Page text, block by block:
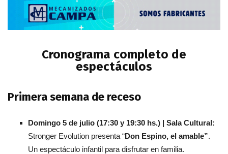
Cronograma completo de
espectáculos
Primera semana de receso
Domingo 5 de julio (17:30 y 19:30 hs.) | Sala Cultural:
Stronger Evolution presenta “Don Espino, el amable”.
Un espectáculo infantil para disfrutar en familia.